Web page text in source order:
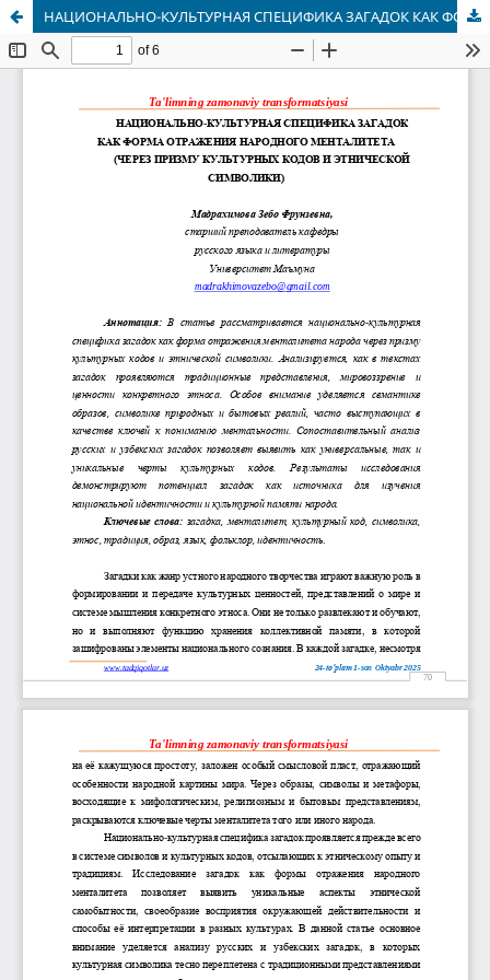
НАЦИОНАЛЬНО-КУЛЬТУРНАЯ СПЕЦИФИКА ЗАГАДОК КАК ФОРМА ОТРАЖЕНИЯ НАРОДНОГО МЕНТАЛИТЕТА (ЧЕРЕЗ ПРИЗМУ КУЛЬТУРНЫХ КОДОВ И ЭТНИЧЕСКОЙ СИМВОЛИКИ)